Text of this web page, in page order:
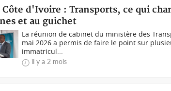
Côte d'Ivoire : Transports, ce qui
et au guichet
La réunion de cabinet du ministère des
mai 2026 a permis de faire le point sur
immatricul...
il y a 2 mois